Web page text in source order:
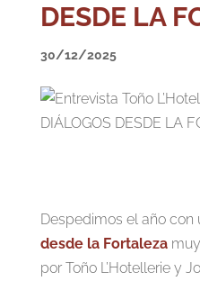
DESDE LA
30/12/2025
Despedimos el año con
desde la Fortalezamuy
por Toño L’Hotellerie y